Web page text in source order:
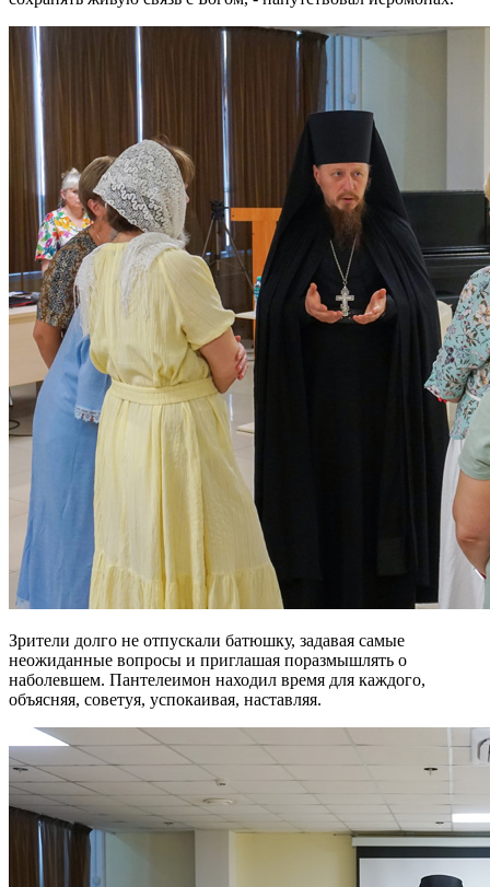
Зрители долго не отпускали батюшку, задавая самые
неожиданные вопросы и приглашая поразмышлять о
наболевшем. Пантелеимон находил время для каждого,
объясняя, советуя, успокаивая, наставляя.